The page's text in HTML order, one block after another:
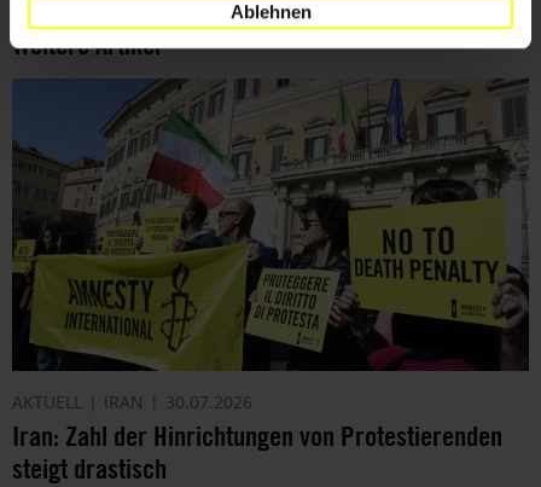
Ablehnen
Weitere Artikel
AKTUELL IRAN 30.07.2026
Iran: Zahl der Hinrichtungen von Protestierenden
steigt drastisch